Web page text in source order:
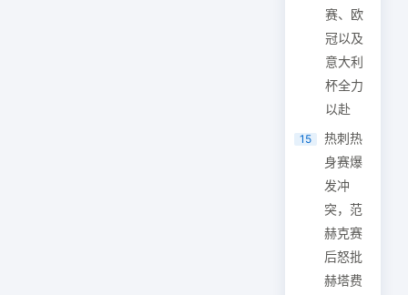
赛、欧
冠以及
意大利
杯全力
以赴
15
热刺热
身赛爆
发冲
突，范
赫克赛
后怒批
赫塔费